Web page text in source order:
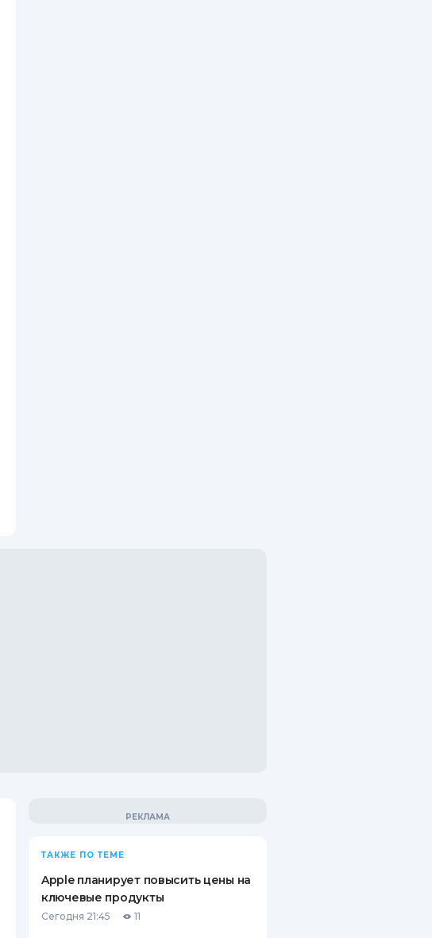
ТАКЖЕ ПО ТЕМЕ
Apple планирует повысить цены на
ключевые продукты
Сегодня 21:45 11